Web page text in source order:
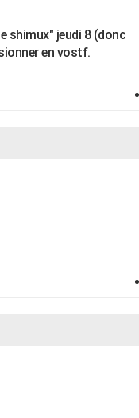
shimux" jeudi 8 (donc
en vostf.